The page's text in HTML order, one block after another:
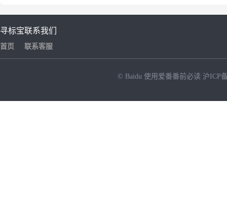
寻标宝
首页
联系我们
联系客服
© Baidu 使用爱番番前必读 沪ICP